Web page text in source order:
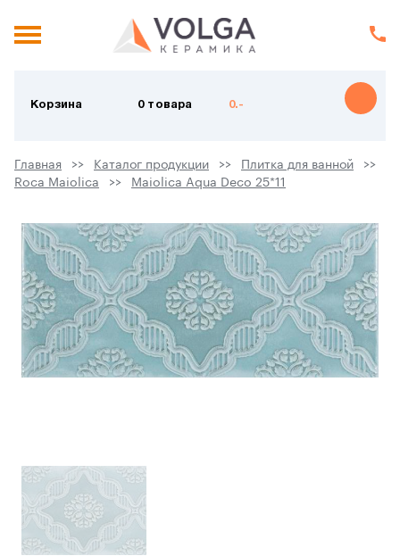
Корзина 0 товара 0.-
Главная Каталог продукции
Плитка для ванной
Roca Maiolica
Maiolica Aqua Deco 25*11